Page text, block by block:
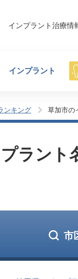
インプラント治療情
インプラント
ンキング 草加市の
ラント
市